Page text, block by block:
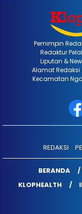
Pemimpin
Redaktur
Liputan &
Alamat Redaksi
Kecamatan
REDAKSI
BERANDA
KLOPHEALTH